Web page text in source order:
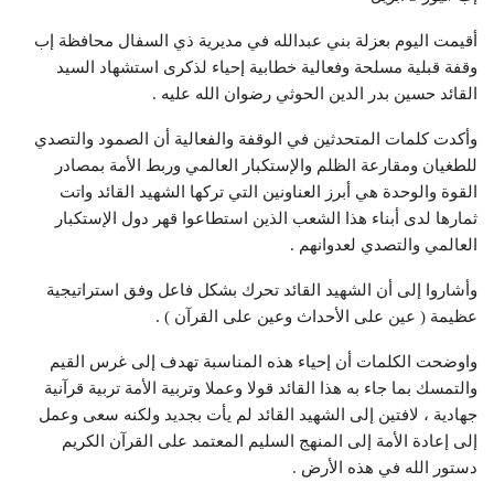
أقيمت اليوم بعزلة بني عبدالله في مديرية ذي السفال محافظة إب
وقفة قبلية مسلحة وفعالية خطابية إحياء لذكرى استشهاد السيد
القائد حسين بدر الدين الحوثي رضوان الله عليه .
وأكدت كلمات المتحدثين في الوقفة والفعالية أن الصمود والتصدي
للطغيان ومقارعة الظلم والإستكبار العالمي وربط الأمة بمصادر
القوة والوحدة هي أبرز العناونين التي تركها الشهيد القائد واتت
ثمارها لدى أبناء هذا الشعب الذين استطاعوا قهر دول الإستكبار
العالمي والتصدي لعدوانهم .
وأشاروا إلى أن الشهيد القائد تحرك بشكل فاعل وفق استراتيجية
عظيمة ( عين على الأحداث وعين على القرآن ) .
واوضحت الكلمات أن إحياء هذه المناسبة تهدف إلى غرس القيم
والتمسك بما جاء به هذا القائد قولا وعملا وتربية الأمة تربية قرآنية
جهادية ، لافتين إلى الشهيد القائد لم يأت بجديد ولكنه سعى وعمل
إلى إعادة الأمة إلى المنهج السليم المعتمد على القرآن الكريم
دستور الله في هذه الأرض .